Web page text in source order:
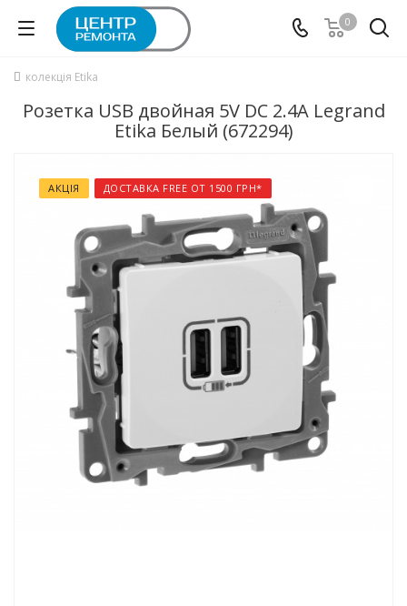
0
колекція Etika
Розетка USB двойная 5V DC 2.4А Legrand
Etika Белый (672294)
АКЦІЯ ДОСТАВКА FREE ОТ 1500 ГРН*